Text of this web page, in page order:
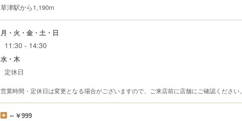
草津駅から1,190m
月・火・金・土・日
11:30 - 14:30
水・木
定休日
営業時間・定休日は変更となる場合がございますので、ご来店前に店舗にご確認ください。
～￥999